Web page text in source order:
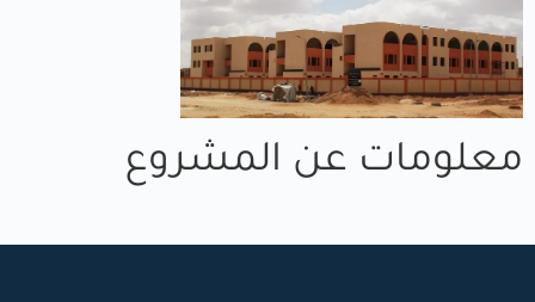
معلومات عن المشروع